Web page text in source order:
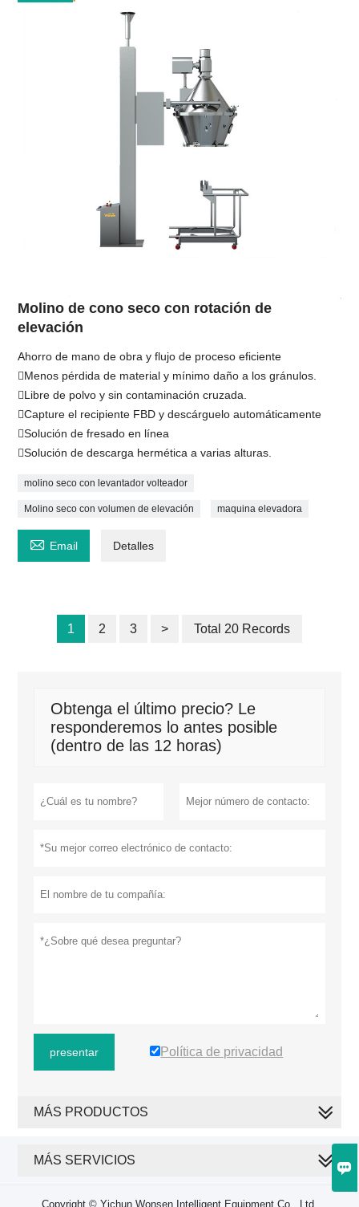

Molino de cono seco con rotación de
elevación
Ahorro de mano de obra y flujo de proceso eficiente
Menos pérdida de material y mínimo daño a los gránulos.
Libre de polvo y sin contaminación cruzada.
Capture el recipiente FBD y descárguelo automáticamente
Solución de fresado en línea
Solución de descarga hermética a varias alturas.
molino seco con levantador volteador
Molino seco con volumen de elevación maquina elevadora
 Email Detalles
1 2 3 > Total 20 Records
Obtenga el último precio? Le
responderemos lo antes posible
(dentro de las 12 horas)
presentar Política de privacidad
MÁS PRODUCTOS
MÁS SERVICIOS
Copyright © Yichun Wonsen Intelligent Equipment Co., Ltd.